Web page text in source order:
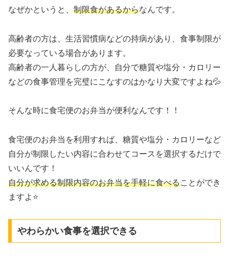
なぜかというと、 制限食があるからなんです。
高齢者の方は、生活習慣病などの持病があり、食事制限が
必要なっている場合があります。
高齢者の一人暮らしの方が、自分で糖質や塩分・カロリー
などの食事管理を完璧にこなすのはかなり大変ですよね💦
そんな時に食宅便のお弁当が便利なんです！！
食宅便のお弁当を利用すれば、糖質や塩分・カロリーなど
自分が制限したい内容に合わせてコースを選択するだけで
いいんです！
自分が求める制限内容のお弁当を手軽に食べることができ
ますよ⭐
やわらかい食事を選択できる